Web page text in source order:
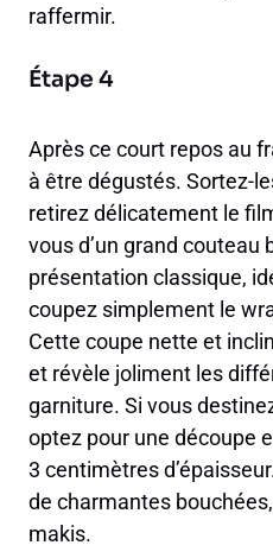
raffermir.
Étape 4
Après ce court repos au
à être dégustés. Sortez-
retirez délicatement le
vous d’un grand couteau
présentation classique,
coupez simplement le
Cette coupe nette et
et révèle joliment les
garniture. Si vous
optez pour une découpe
3 centimètres
de charmantes
makis.